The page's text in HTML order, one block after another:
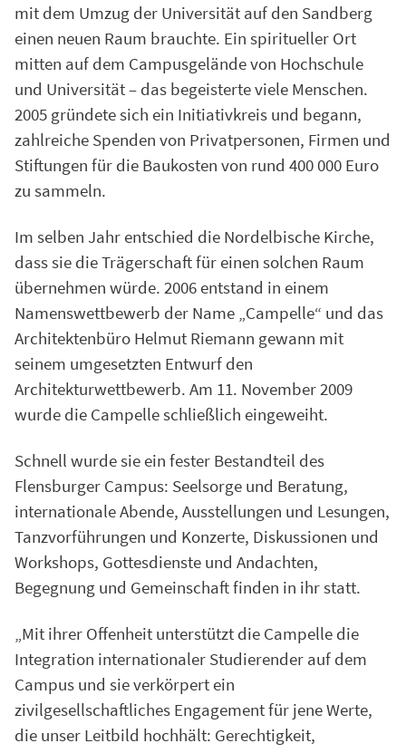
mit dem Umzug der Universität auf den Sandberg
einen neuen Raum brauchte. Ein spiritueller Ort
mitten auf dem Campusgelände von Hochschule
und Universität – das begeisterte viele Menschen.
2005 gründete sich ein Initiativkreis und begann,
zahlreiche Spenden von Privatpersonen, Firmen und
Stiftungen für die Baukosten von rund 400 000 Euro
zu sammeln.
Im selben Jahr entschied die Nordelbische Kirche,
dass sie die Trägerschaft für einen solchen Raum
übernehmen würde. 2006 entstand in einem
Namenswettbewerb der Name „Campelle“ und das
Architektenbüro Helmut Riemann gewann mit
seinem umgesetzten Entwurf den
Architekturwettbewerb. Am 11. November 2009
wurde die Campelle schließlich eingeweiht.
Schnell wurde sie ein fester Bestandteil des
Flensburger Campus: Seelsorge und Beratung,
internationale Abende, Ausstellungen und Lesungen,
Tanzvorführungen und Konzerte, Diskussionen und
Workshops, Gottesdienste und Andachten,
Begegnung und Gemeinschaft finden in ihr statt.
„Mit ihrer Offenheit unterstützt die Campelle die
Integration internationaler Studierender auf dem
Campus und sie verkörpert ein
zivilgesellschaftliches Engagement für jene Werte,
die unser Leitbild hochhält: Gerechtigkeit,